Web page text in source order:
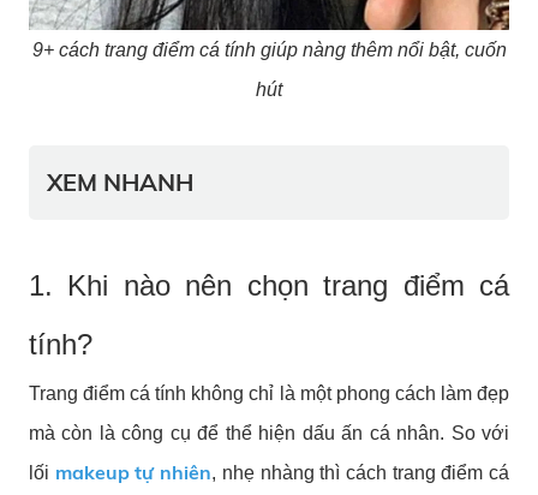
9+ cách trang điểm cá tính giúp nàng thêm nổi bật, cuốn
hút
XEM NHANH
1. Khi nào nên chọn trang điểm cá
tính?
Trang điểm cá tính không chỉ là một phong cách làm đẹp
mà còn là công cụ để thể hiện dấu ấn cá nhân. So với
lối makeup tự nhiên, nhẹ nhàng thì cách trang điểm cá